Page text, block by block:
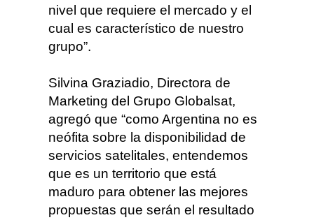
nivel que requiere el mercado y el
cual es característico de nuestro
grupo”.
Silvina Graziadio, Directora de
Marketing del Grupo Globalsat,
agregó que “como Argentina no es
neófita sobre la disponibilidad de
servicios satelitales, entendemos
que es un territorio que está
maduro para obtener las mejores
propuestas que serán el resultado